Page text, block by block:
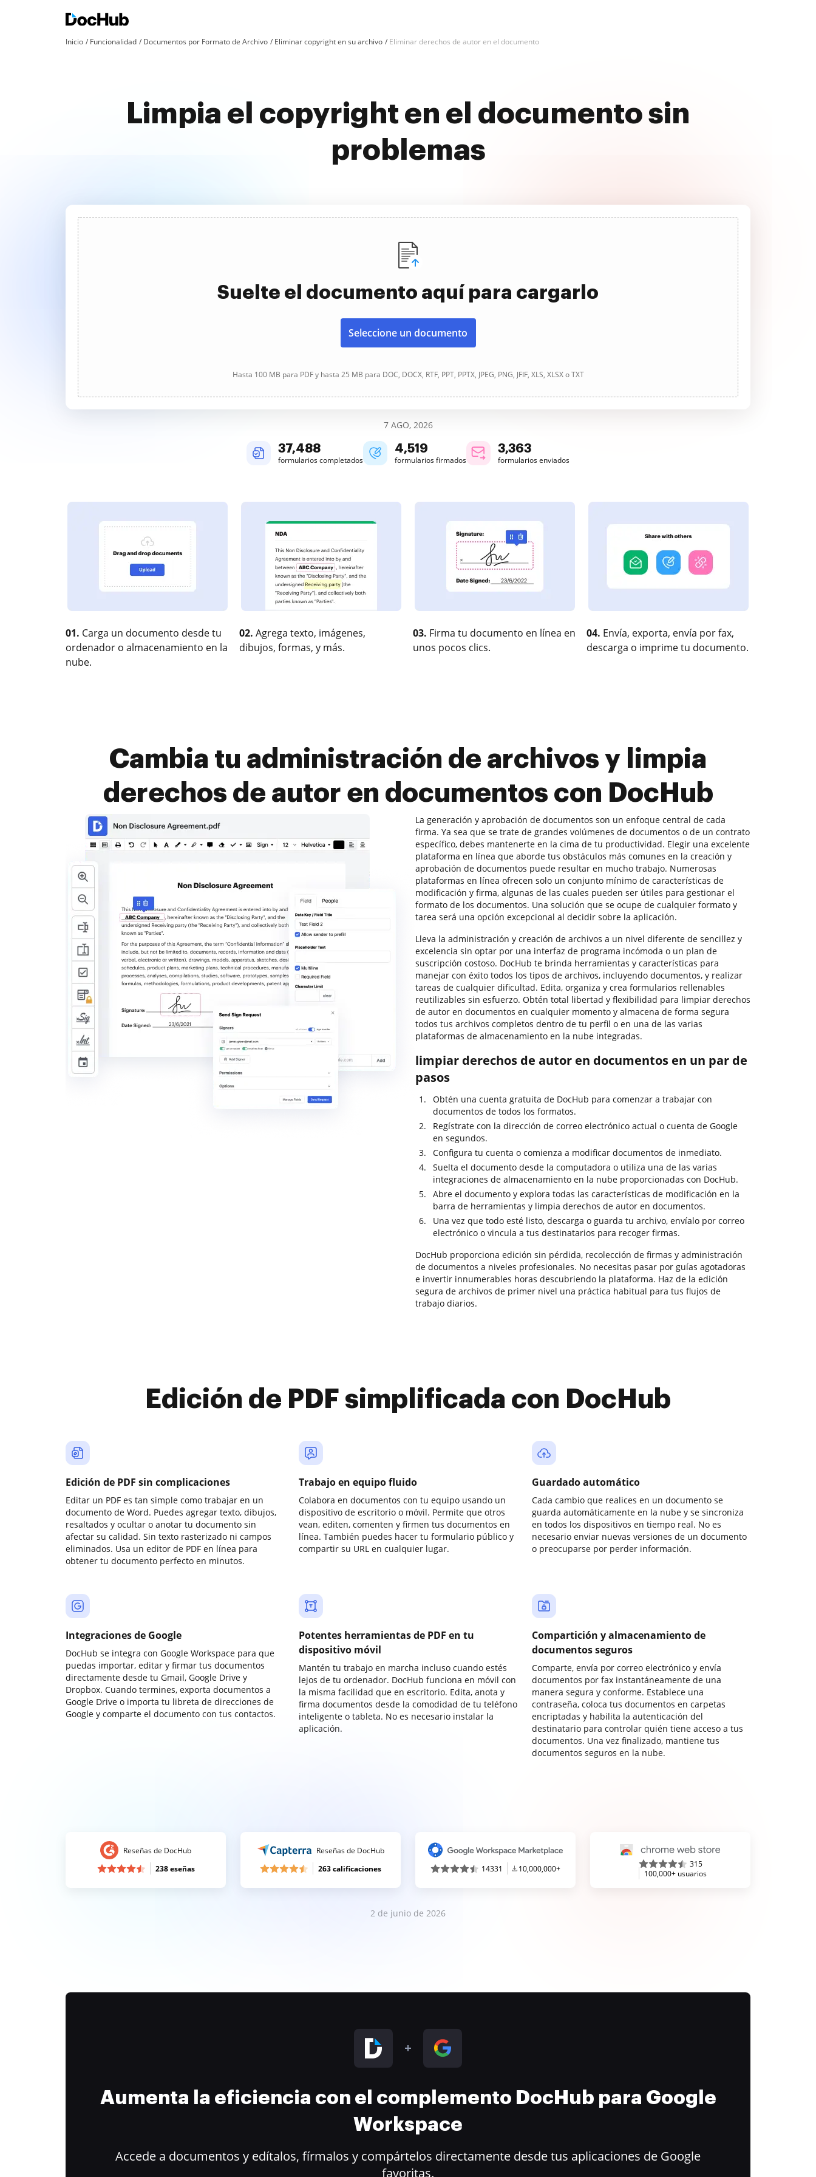
Inicio Funcionalidad Documentos por Formato de Archivo Eliminar copyright en su archivo Eliminar derechos de autor en el documento
Limpia el copyright en el documento sin
problemas
Suelte el documento aquí para cargarlo
Seleccione un documento
Hasta 100 MB para PDF y hasta 25 MB para DOC, DOCX, RTF, PPT, PPTX, JPEG, PNG, JFIF, XLS, XLSX o TXT
7 AGO, 2026
37,488
formularios completados
4,519
formularios firmados
3,363
formularios enviados
01. Carga un documento desde tu
ordenador o almacenamiento en la
nube.
02. Agrega texto, imágenes,
dibujos, formas, y más.
03. Firma tu documento en línea en
unos pocos clics.
04. Envía, exporta, envía por fax,
descarga o imprime tu documento.
Cambia tu administración de archivos y limpia
derechos de autor en documentos con DocHub
La generación y aprobación de documentos son un enfoque central de cada
firma. Ya sea que se trate de grandes volúmenes de documentos o de un contrato
específico, debes mantenerte en la cima de tu productividad. Elegir una excelente
plataforma en línea que aborde tus obstáculos más comunes en la creación y
aprobación de documentos puede resultar en mucho trabajo. Numerosas
plataformas en línea ofrecen solo un conjunto mínimo de características de
modificación y firma, algunas de las cuales pueden ser útiles para gestionar el
formato de los documentos. Una solución que se ocupe de cualquier formato y
tarea será una opción excepcional al decidir sobre la aplicación.
Lleva la administración y creación de archivos a un nivel diferente de sencillez y
excelencia sin optar por una interfaz de programa incómoda o un plan de
suscripción costoso. DocHub te brinda herramientas y características para
manejar con éxito todos los tipos de archivos, incluyendo documentos, y realizar
tareas de cualquier dificultad. Edita, organiza y crea formularios rellenables
reutilizables sin esfuerzo. Obtén total libertad y flexibilidad para limpiar derechos
de autor en documentos en cualquier momento y almacena de forma segura
todos tus archivos completos dentro de tu perfil o en una de las varias
plataformas de almacenamiento en la nube integradas.
limpiar derechos de autor en documentos en un par de
pasos
Obtén una cuenta gratuita de DocHub para comenzar a trabajar con
documentos de todos los formatos.
Regístrate con la dirección de correo electrónico actual o cuenta de Google
en segundos.
Configura tu cuenta o comienza a modificar documentos de inmediato.
Suelta el documento desde la computadora o utiliza una de las varias
integraciones de almacenamiento en la nube proporcionadas con DocHub.
Abre el documento y explora todas las características de modificación en la
barra de herramientas y limpia derechos de autor en documentos.
Una vez que todo esté listo, descarga o guarda tu archivo, envíalo por correo
electrónico o vincula a tus destinatarios para recoger firmas.
DocHub proporciona edición sin pérdida, recolección de firmas y administración
de documentos a niveles profesionales. No necesitas pasar por guías agotadoras
e invertir innumerables horas descubriendo la plataforma. Haz de la edición
segura de archivos de primer nivel una práctica habitual para tus flujos de
trabajo diarios.
Edición de PDF simplificada con DocHub
Edición de PDF sin complicaciones
Editar un PDF es tan simple como trabajar en un
documento de Word. Puedes agregar texto, dibujos,
resaltados y ocultar o anotar tu documento sin
afectar su calidad. Sin texto rasterizado ni campos
eliminados. Usa un editor de PDF en línea para
obtener tu documento perfecto en minutos.
Trabajo en equipo fluido
Colabora en documentos con tu equipo usando un
dispositivo de escritorio o móvil. Permite que otros
vean, editen, comenten y firmen tus documentos en
línea. También puedes hacer tu formulario público y
compartir su URL en cualquier lugar.
Guardado automático
Cada cambio que realices en un documento se
guarda automáticamente en la nube y se sincroniza
en todos los dispositivos en tiempo real. No es
necesario enviar nuevas versiones de un documento
o preocuparse por perder información.
Integraciones de Google
DocHub se integra con Google Workspace para que
puedas importar, editar y firmar tus documentos
directamente desde tu Gmail, Google Drive y
Dropbox. Cuando termines, exporta documentos a
Google Drive o importa tu libreta de direcciones de
Google y comparte el documento con tus contactos.
Potentes herramientas de PDF en tu
dispositivo móvil
Mantén tu trabajo en marcha incluso cuando estés
lejos de tu ordenador. DocHub funciona en móvil con
la misma facilidad que en escritorio. Edita, anota y
firma documentos desde la comodidad de tu teléfono
inteligente o tableta. No es necesario instalar la
aplicación.
Compartición y almacenamiento de
documentos seguros
Comparte, envía por correo electrónico y envía
documentos por fax instantáneamente de una
manera segura y conforme. Establece una
contraseña, coloca tus documentos en carpetas
encriptadas y habilita la autenticación del
destinatario para controlar quién tiene acceso a tus
documentos. Una vez finalizado, mantiene tus
documentos seguros en la nube.
Reseñas de DocHub
238 eseñas
Reseñas de DocHub
263 calificaciones
14331 10,000,000+
315
100,000+ usuarios
2 de junio de 2026
Aumenta la eficiencia con el complemento DocHub para Google
Workspace
Accede a documentos y edítalos, fírmalos y compártelos directamente desde tus aplicaciones de Google
favoritas.